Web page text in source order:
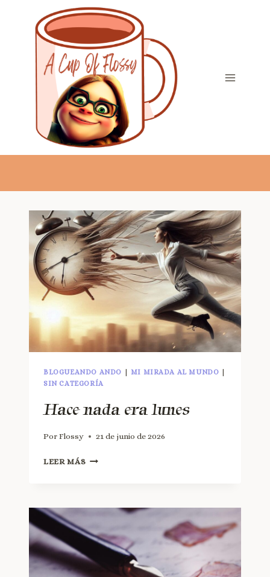
BLOGUEANDO ANDO | MI MIRADA AL MUNDO |
SIN CATEGORÍA
Hace nada era lunes
Por Flossy 21 de junio de 2026
LEER MÁS